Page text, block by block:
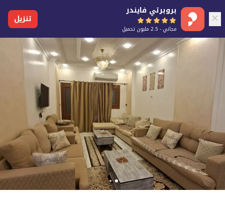
بروبرتي فايندر
مجاني - 2.5 مليون تحميل
تنزيل